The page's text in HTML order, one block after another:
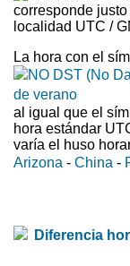
corresponde
localidad UTC /
La hora con el
al igual que el
hora estándar
varía el huso
Arizona - China -